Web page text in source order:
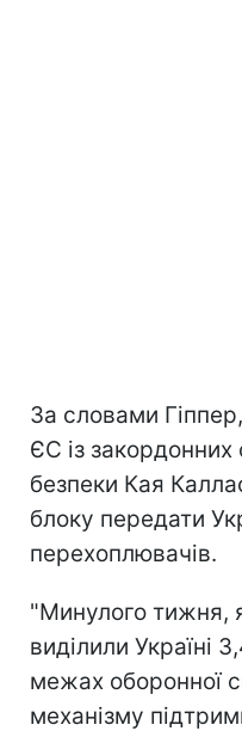
За словами
ЄС із закордонних
безпеки Кая
блоку передати
перехоплювачів.
"Минулого тижня,
виділили Україні
межах оборонної
механізму